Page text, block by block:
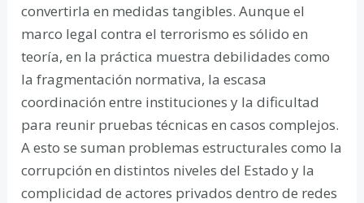
convertirla en medidas tangibles. Aunque el
marco legal contra el terrorismo es sólido en
teoría, en la práctica muestra debilidades como
la fragmentación normativa, la escasa
coordinación entre instituciones y la dificultad
para reunir pruebas técnicas en casos complejos.
A esto se suman problemas estructurales como la
corrupción en distintos niveles del Estado y la
complicidad de actores privados dentro de redes